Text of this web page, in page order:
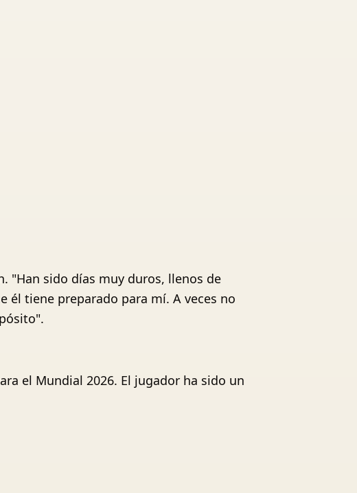
"Han sido días muy duros, llenos de
él tiene preparado para mí. A veces no
el Mundial 2026. El jugador ha sido un